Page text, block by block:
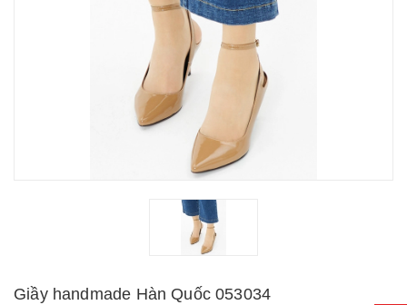
Giầy handmade Hàn Quốc 053034